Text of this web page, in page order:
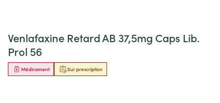
Venlafaxine Retard AB 37,5mg Caps Lib.
Prol 56
Sur prescription
Médicament